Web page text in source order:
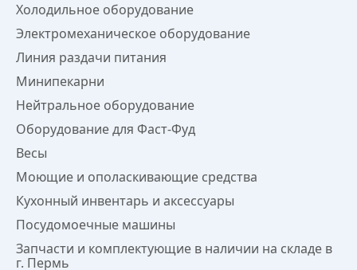
Холодильное оборудование
Электромеханическое оборудование
Линия раздачи питания
Минипекарни
Нейтральное оборудование
Оборудование для Фаст-Фуд
Весы
Моющие и ополаскивающие средства
Кухонный инвентарь и аксессуары
Посудомоечные машины
Запчасти и комплектующие в наличии на складе в
г. Пермь